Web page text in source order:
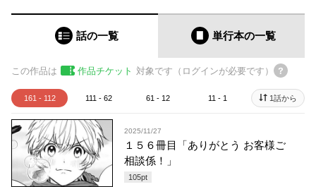
話の一覧 単行本の一覧
この作品は 作品チケット 対象です（ログインが必要です）
161 - 112 111 - 62 61 - 12 11 - 1 1話から
2025/11/27
１５６冊目「ありがとう お客様ご
相談係！」
105pt